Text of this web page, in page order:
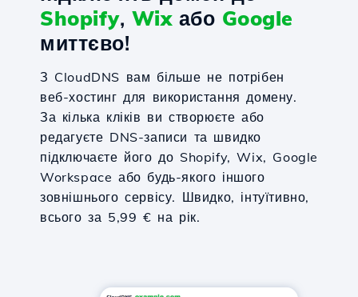
Shopify, Wixабо Google
миттєво!
З CloudDNS вам більше не потрібен
веб-хостинг для використання домену.
За кілька кліків ви створюєте або
редагуєте DNS-записи та швидко
підключаєте його до Shopify, Wix, Google
Workspace або будь-якого іншого
зовнішнього сервісу. Швидко, інтуїтивно,
всього за 5,99 € на рік.